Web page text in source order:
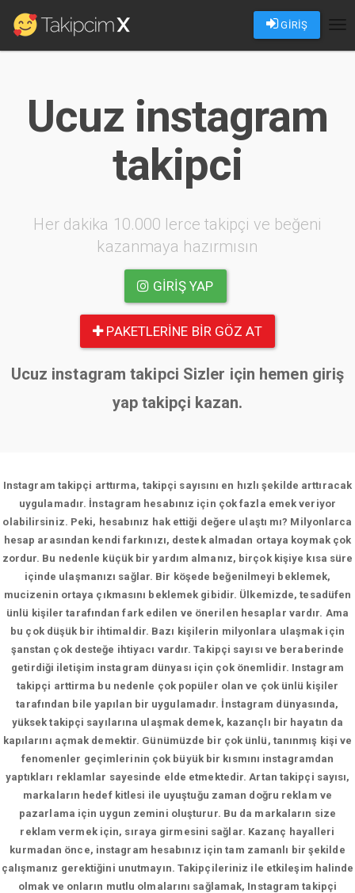
GİRİŞ
Ucuz instagram
takipci
Her dakika 10.000 lerce takipçi ve beğeni
kazanmaya hazırmısın
GIRIŞ YAP
PAKETLERINE BIR GÖZ AT
Ucuz instagram takipci Sizler için hemen giriş
yap takipçi kazan.
Instagram takipçi arttırma, takipçi sayısını en hızlı şekilde arttıracak
uygulamadır. İnstagram hesabınız için çok fazla emek veriyor
olabilirsiniz. Peki, hesabınız hak ettiği değere ulaştı mı? Milyonlarca
hesap arasından kendi farkınızı, destek almadan ortaya koymak çok
zordur. Bu nedenle küçük bir yardım almanız, birçok kişiye kısa süre
içinde ulaşmanızı sağlar. Bir köşede beğenilmeyi beklemek,
mucizenin ortaya çıkmasını beklemek gibidir. Ülkemizde, tesadüfen
ünlü kişiler tarafından fark edilen ve önerilen hesaplar vardır. Ama
bu çok düşük bir ihtimaldir. Bazı kişilerin milyonlara ulaşmak için
şanstan çok desteğe ihtiyacı vardır. Takipçi sayısı ve beraberinde
getirdiği iletişim instagram dünyası için çok önemlidir. Instagram
takipçi arttirma bu nedenle çok popüler olan ve çok ünlü kişiler
tarafından bile yapılan bir uygulamadır. İnstagram dünyasında,
yüksek takipçi sayılarına ulaşmak demek, kazançlı bir hayatın da
kapılarını açmak demektir. Günümüzde bir çok ünlü, tanınmış kişi ve
fenomenler geçimlerinin çok büyük bir kısmını instagramdan
yaptıkları reklamlar sayesinde elde etmektedir. Artan takipçi sayısı,
markaların hedef kitlesi ile uyuştuğu zaman doğru reklam ve
pazarlama için uygun zemini oluşturur. Bu da markaların size
reklam vermek için, sıraya girmesini sağlar. Kazanç hayalleri
kurmadan önce, instagram hesabınız için tam zamanlı bir şekilde
çalışmanız gerektiğini unutmayın. Takipçileriniz ile etkileşim halinde
olmak ve onların mutlu olmalarını sağlamak, Instagram takipçi